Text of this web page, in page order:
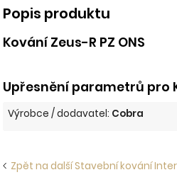
Popis produktu
Kování Zeus-R PZ ONS
Upřesnění parametrů pro
Výrobce / dodavatel: Cobra
Zpět na další Stavební kování